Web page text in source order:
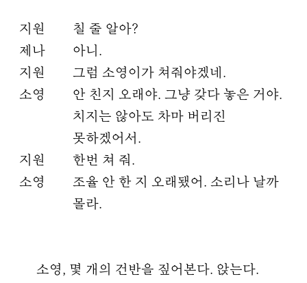
지원
칠 줄 알아?
제나
아니.
지원
그럼 소영이가 쳐줘야겠네.
소영
안 친지 오래야. 그냥 갖다 놓은 거야.
치지는 않아도 차마 버리진
못하겠어서.
지원
한번 쳐 줘.
소영
조율 안 한 지 오래됐어. 소리나 날까
몰라.
소영, 몇 개의 건반을 짚어본다. 앉는다.